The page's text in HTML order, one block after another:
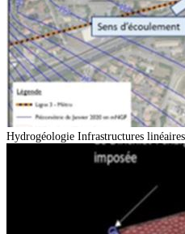
Hydrogéologie Infrastructures linéaires